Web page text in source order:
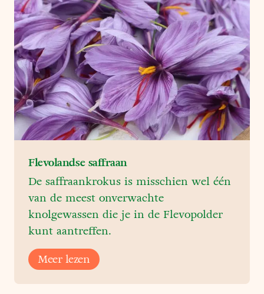
Flevolandse saffraan
De saffraankrokus is misschien wel één
van de meest onverwachte
knolgewassen die je in de Flevopolder
kunt aantreffen.
Meer lezen